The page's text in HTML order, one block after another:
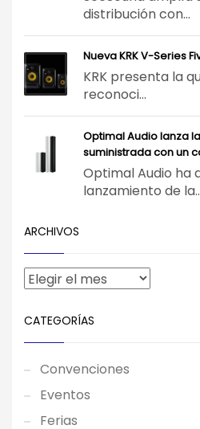
distribución con...
Nueva KRK V-Series
KRK presenta la
reconoci...
Optimal Audio lanza
suministrada con un
Optimal Audio ha
lanzamiento de
ARCHIVOS
CATEGORÍAS
Convenciones
Eventos
Ferias